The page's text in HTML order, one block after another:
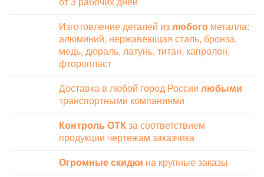
от 3 рабочих дней
Изготовление деталей из любого металла:
алюминий, нержавеющая сталь, бронза,
медь, дюраль, латунь, титан, капролон,
фторопласт
Доставка в любой город России любыми
транспортными компаниями
Контроль ОТК за соответствием
продукции чертежам заказчика
Огромные скидки на крупные заказы